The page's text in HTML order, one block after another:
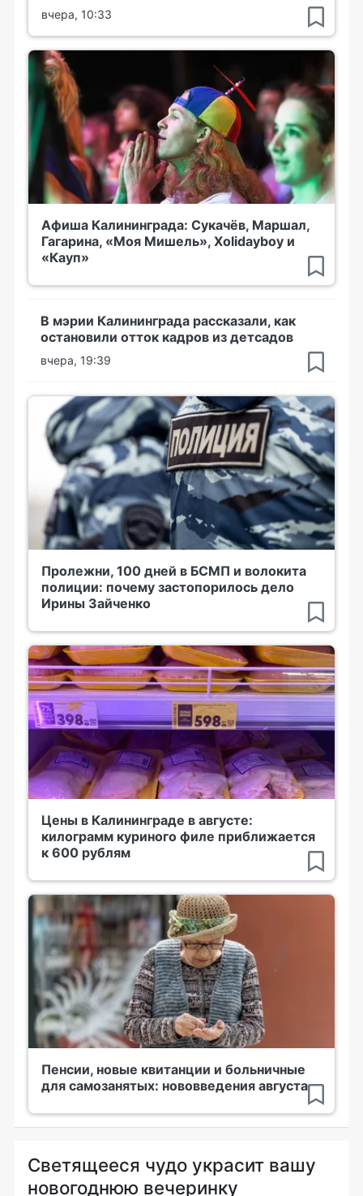
вчера, 10:33
Афиша Калининграда: Сукачёв, Маршал,
Гагарина, «Моя Мишель», Xolidayboy и
«Кауп»
В мэрии Калининграда рассказали, как
остановили отток кадров из детсадов
вчера, 19:39
Пролежни, 100 дней в БСМП и волокита
полиции: почему застопорилось дело
Ирины Зайченко
Цены в Калининграде в августе:
килограмм куриного филе приближается
к 600 рублям
Пенсии, новые квитанции и больничные
для самозанятых: нововведения августа
Светящееся чудо украсит вашу
новогоднюю вечеринку